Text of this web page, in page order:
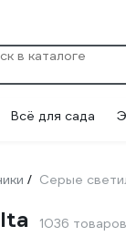
Всё для сада
/ Серые
1036 товаров